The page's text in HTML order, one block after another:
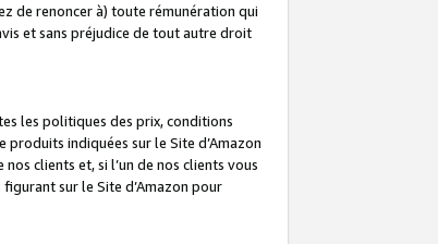
de renoncer à) toute rémunération qui
et sans préjudice de tout autre droit
les politiques des prix, conditions
indiquées sur le Site d’Amazon
clients et, si l’un de nos clients vous
sur le Site d’Amazon pour